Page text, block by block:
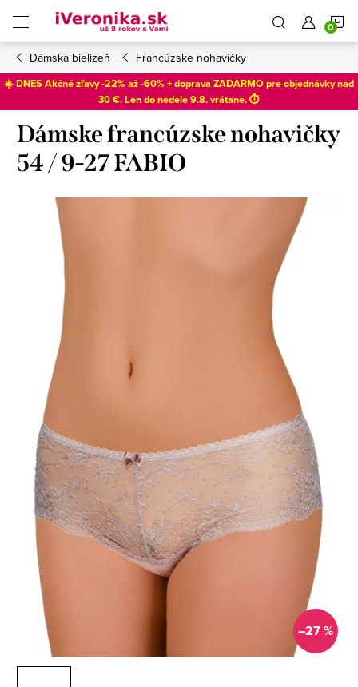
obsah
Dámska bielizeň Francúzske nohavičky
☀️ DNES Akčné zľavy -22% až -60% + doprava ZADARMO pre objednávky nad
30 €. Len donedele 9.8. vrátane. ⏱️
Dámske francúzske nohavičky
54 / 9-27 FABIO
–27 %